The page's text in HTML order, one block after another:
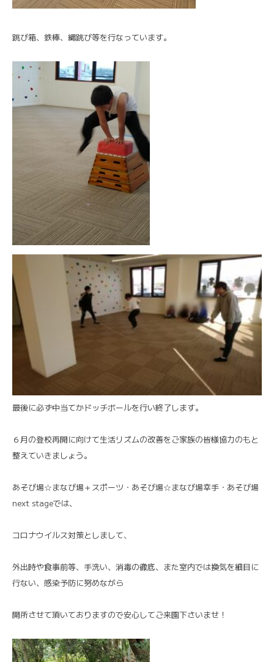
跳び箱、鉄棒、縄跳び等を行なっています。
最後に必ず中当てかドッチボールを行い終了します。
６月の登校再開に向けて生活リズムの改善をご家族の皆様協力のもと
整えていきましょう。
あそび場☆まなび場＋スポーツ・あそび場☆まなび場幸手・あそび場
next stageでは、
コロナウイルス対策としまして、
外出時や食事前等、手洗い、消毒の徹底、また室内では換気を細目に
行ない、感染予防に努めながら
開所させて頂いておりますので安心してご来園下さいませ！